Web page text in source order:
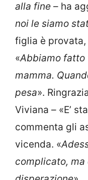
alla fine – ha
noi le siamo
figlia è
«Abbiamo fatto
mamma.
pesa».
Viviana – «E’
commenta gli
vicenda. «
complicato, ma